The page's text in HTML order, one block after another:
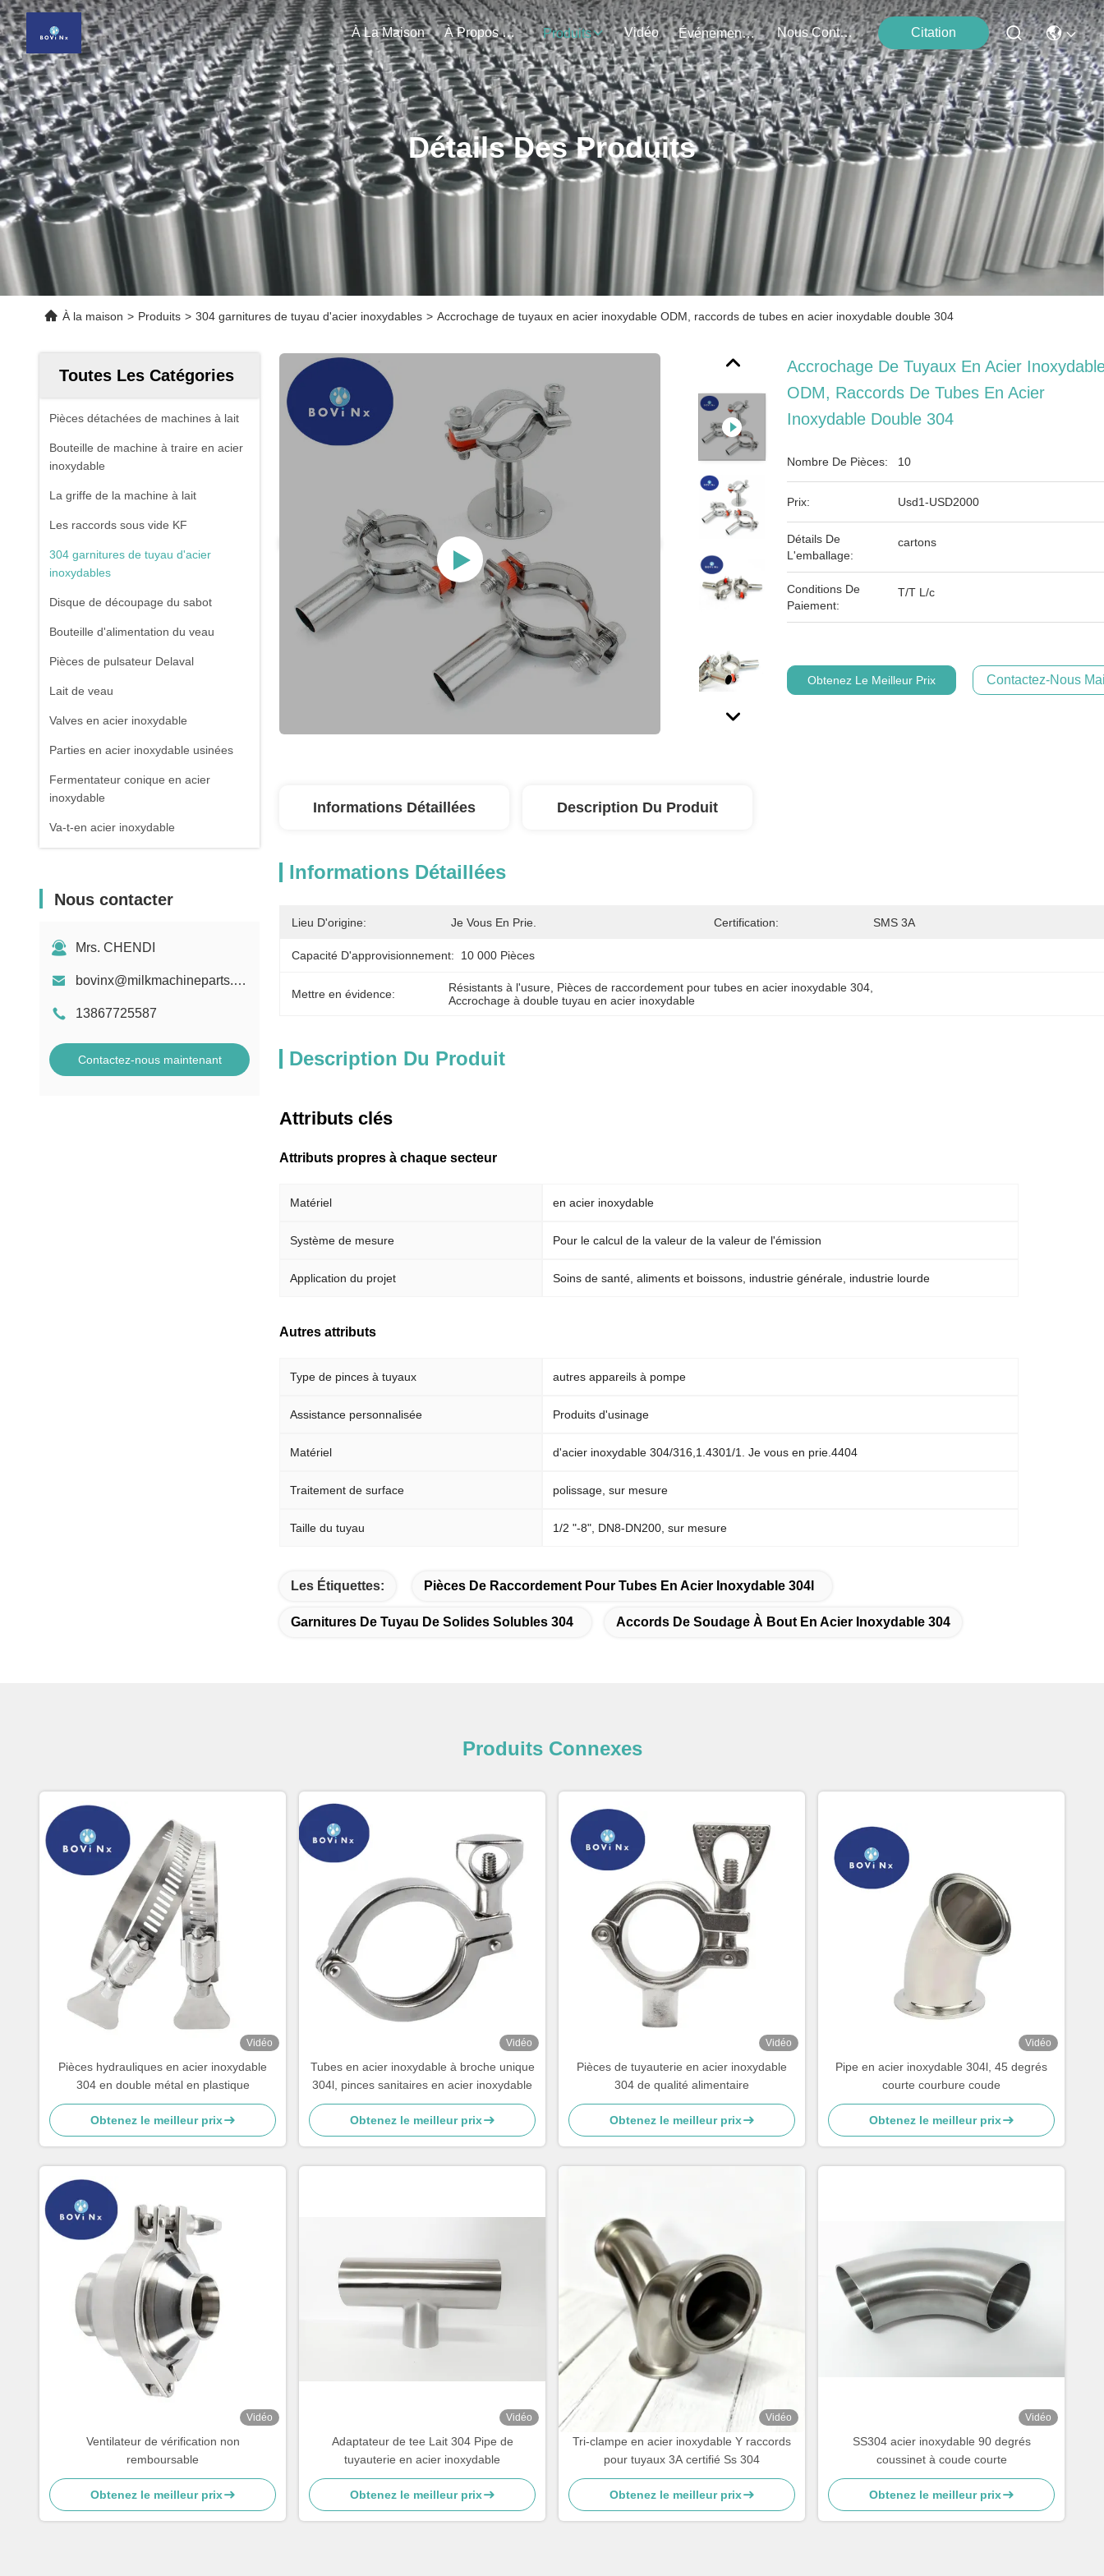
À La Maison À Propos De Nous Produits Vidéo Événements Nous Contacter Citation
Détails Des Produits
À la maison > Produits > 304 garnitures de tuyau d'acier inoxydables > Accrochage de tuyaux en acier inoxydable ODM, raccords de tubes en acier inoxydable double 304
Toutes Les Catégories
Pièces détachées de machines à lait
Bouteille de machine à traire en acier
inoxydable
La griffe de la machine à lait
Les raccords sous vide KF
304 garnitures de tuyau d'acier
inoxydables
Disque de découpage du sabot
Bouteille d'alimentation du veau
Pièces de pulsateur Delaval
Lait de veau
Valves en acier inoxydable
Parties en acier inoxydable usinées
Fermentateur conique en acier
inoxydable
Va-t-en acier inoxydable
Nous contacter
Mrs. CHENDI
bovinx@milkmachineparts.com
13867725587
Contactez-nous maintenant
Accrochage De Tuyaux En Acier
ODM, Raccords De Tubes En Acier
Inoxydable Double 304
Nombre De Pièces: 10
Prix: Usd1-USD2000
Détails De
L'emballage:
cartons
Conditions De
Paiement:
T/T L/c
Obtenez Le Meilleur Prix Contactez-Nous
Informations Détaillées Description Du Produit
Informations Détaillées
Lieu D'origine: Je Vous En Prie. Certification: SMS 3A
Capacité D'approvisionnement: 10 000 Pièces
Mettre en évidence: Résistants à l'usure Pièces de raccordement pour tubes en acier inoxydable 304
Accrochage à double tuyau en acier inoxydable
Description Du Produit
Attributs clés
Attributs propres à chaque secteur
Matériel en acier inoxydable
Système de mesure Pour le calcul de la valeur de la valeur de l'émission
Application du projet Soins de santé, aliments et boissons, industrie générale, industrie lourde
Autres attributs
Type de pinces à tuyaux autres appareils à pompe
Assistance personnalisée Produits d'usinage
Matériel d'acier inoxydable 304/316,1.4301/1. Je vous en prie.4404
Traitement de surface polissage, sur mesure
Taille du tuyau 1/2 "-8", DN8-DN200, sur mesure
Les Étiquettes: Pièces De Raccordement Pour Tubes En Acier Inoxydable 304l
Garnitures De Tuyau De Solides Solubles 304 Accords De Soudage À Bout En Acier Inoxydable 304
Produits Connexes
Vidéo
Pièces hydrauliques en acier inoxydable
304 en double métal en plastique
Obtenez le meilleur prix
Vidéo
Tubes en acier inoxydable à broche unique
304l, pinces sanitaires en acier inoxydable
Obtenez le meilleur prix
Vidéo
Pièces de tuyauterie en acier inoxydable
304 de qualité alimentaire
Obtenez le meilleur prix
Vidéo
Pipe en acier inoxydable 304l, 45 degrés
courte courbure coude
Obtenez le meilleur prix
Vidéo
Ventilateur de vérification non
remboursable
Obtenez le meilleur prix
Vidéo
Adaptateur de tee Lait 304 Pipe de
tuyauterie en acier inoxydable
Obtenez le meilleur prix
Vidéo
Tri-clampe en acier inoxydable Y raccords
pour tuyaux 3A certifié Ss 304
Obtenez le meilleur prix
Vidéo
SS304 acier inoxydable 90 degrés
coussinet à coude courte
Obtenez le meilleur prix